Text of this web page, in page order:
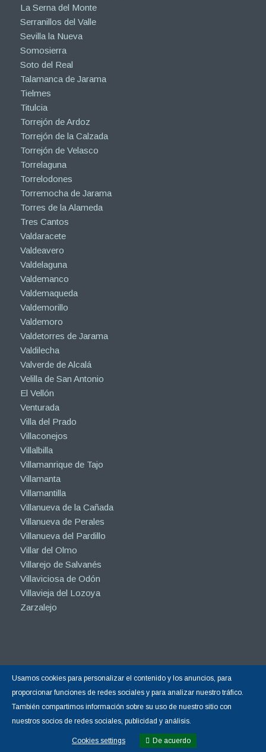
La Serna del Monte
Serranillos del Valle
Sevilla la Nueva
Somosierra
Soto del Real
Talamanca de Jarama
Tielmes
Titulcia
Torrejón de Ardoz
Torrejón de la Calzada
Torrejón de Velasco
Torrelaguna
Torrelodones
Torremocha de Jarama
Torres de la Alameda
Tres Cantos
Valdaracete
Valdeavero
Valdelaguna
Valdemanco
Valdemaqueda
Valdemorillo
Valdemoro
Valdetorres de Jarama
Valdilecha
Valverde de Alcalá
Velilla de San Antonio
El Vellón
Venturada
Villa del Prado
Villaconejos
Villalbilla
Villamanrique de Tajo
Villamanta
Villamantilla
Villanueva de la Cañada
Villanueva de Perales
Villanueva del Pardillo
Villar del Olmo
Villarejo de Salvanés
Villaviciosa de Odón
Villavieja del Lozoya
Zarzalejo
Usamos cookies para personalizar el contenido y los anuncios, para
proporcionar funciones de redes sociales y para analizar nuestro tráfico.
También compartimos información sobre su uso de nuestro sitio con
nuestros socios de redes sociales, publicidad y análisis.
Cookies settings De acuerdo